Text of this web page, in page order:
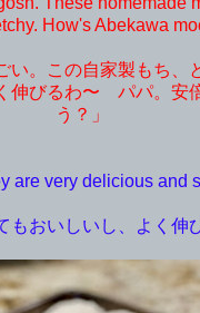
How's Abekawa
い。この自家製もち、
伸びるわ〜 パパ。安
う？」
are very delicious and
もおいしいし、よく伸